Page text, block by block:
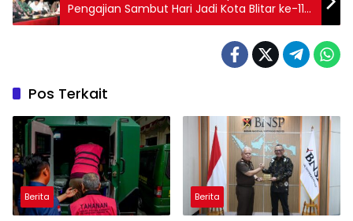
Pengajian Sambut Hari Jadi Kota Blitar ke-119
Tahun 2025
Pos Terkait
Berita Berita